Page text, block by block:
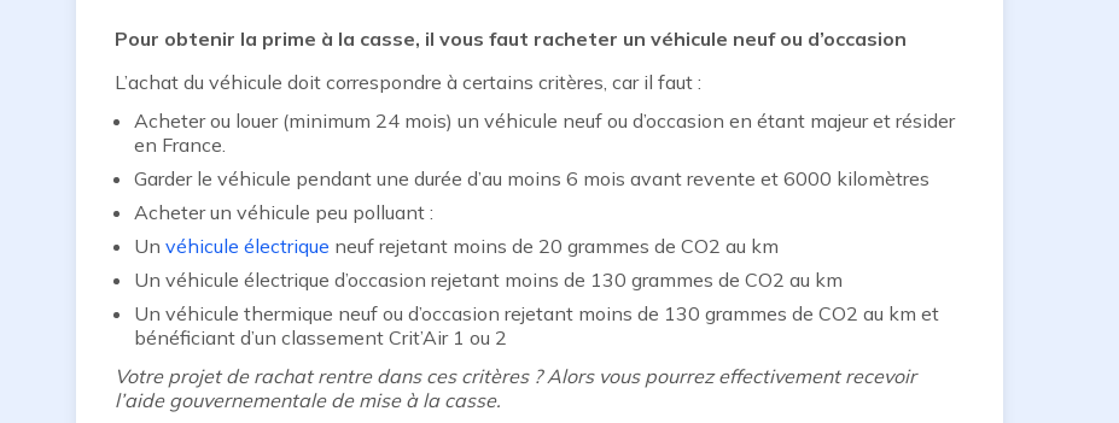
Pour obtenir la prime à la casse, il vous faut racheter un véhicule neuf ou d’occasion
L’achat du véhicule doit correspondre à certains critères, car il faut :
Acheter ou louer (minimum 24 mois) un véhicule neuf ou d’occasion en étant majeur et résider
en France.
Garder le véhicule pendant une durée d’au moins 6 mois avant revente et 6000 kilomètres
Acheter un véhicule peu polluant :
Un véhicule électrique neuf rejetant moins de 20 grammes de CO2 au km
Un véhicule électrique d’occasion rejetant moins de 130 grammes de CO2 au km
Un véhicule thermique neuf ou d’occasion rejetant moins de 130 grammes de CO2 au km et
bénéficiant d’un classement Crit’Air 1 ou 2
Votre projet de rachat rentre dans ces critères ? Alors vous pourrez effectivement recevoir
l’aide gouvernementale de mise à la casse.